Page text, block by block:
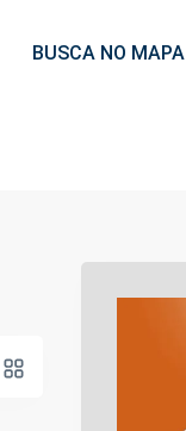
BUSCA NO MAPA